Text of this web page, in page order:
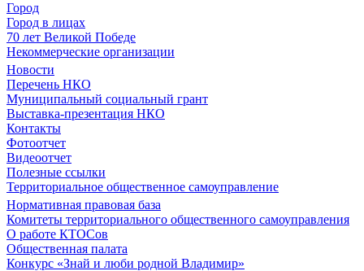
Город
Город в лицах
70 лет Великой Победе
Некоммерческие организации
Новости
Перечень НКО
Муниципальный социальный грант
Выставка-презентация НКО
Контакты
Фотоотчет
Видеоотчет
Полезные ссылки
Территориальное общественное самоуправление
Нормативная правовая база
Комитеты территориального общественного самоуправления
О работе КТОСов
Общественная палата
Конкурс «Знай и люби родной Владимир»